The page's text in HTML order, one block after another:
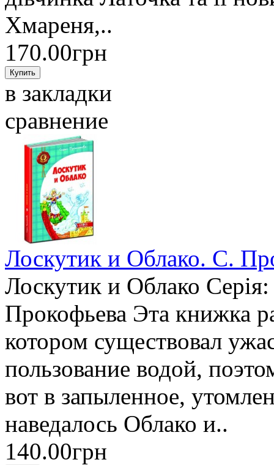
Хмареня,..
170.00грн
в закладки
сравнение
Лоскутик и Облако. С.
Лоскутик и Облако
Прокофьева Эта книжка
котором существовал
пользование водой,
вот в запыленное,
наведалось Облако и..
140.00грн